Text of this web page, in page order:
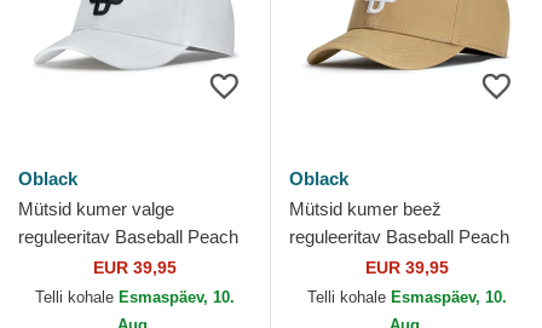
Oblack
Mütsid kumer valge
reguleeritav Baseball Peach
OBL042 Oblack
EUR 39,95
Telli kohale Esmaspäev, 10.
Oblack
Mütsid kumer beež
reguleeritav Baseball Peach
OBL048 Oblack
EUR 39,95
Telli kohale Esmaspäev, 10.